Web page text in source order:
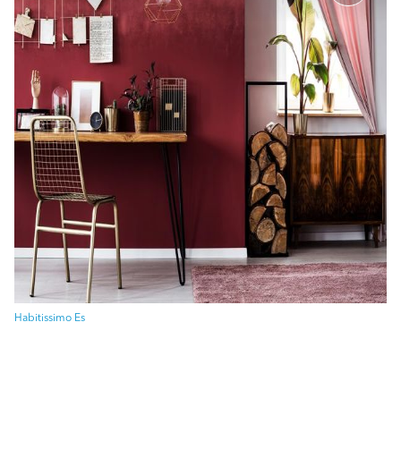
Habitissimo Es